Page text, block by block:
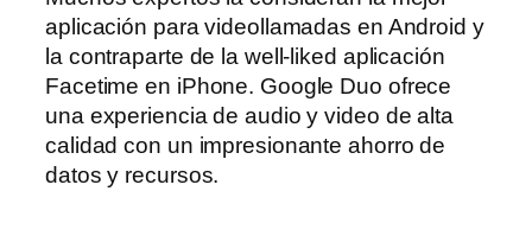
aplicación para videollamadas en Android y
la contraparte de la well-liked aplicación
Facetime en iPhone. Google Duo ofrece
una experiencia de audio y video de alta
calidad con un impresionante ahorro de
datos y recursos.